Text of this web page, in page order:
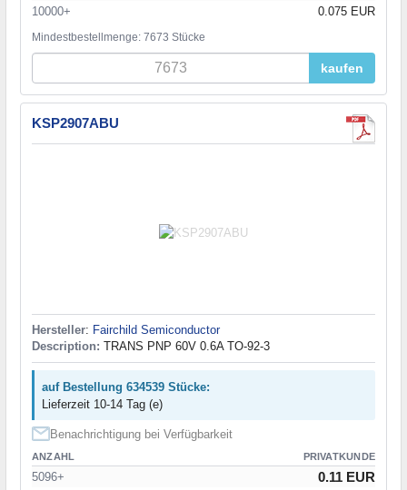
10000+ 0.075 EUR
Mindestbestellmenge: 7673 Stücke
kaufen
KSP2907ABU
Hersteller: Fairchild Semiconductor
Description: TRANS PNP 60V 0.6A TO-92-3
auf Bestellung 634539 Stücke:
Lieferzeit 10-14 Tag (e)
Benachrichtigung bei Verfügbarkeit
ANZAHL PRIVATKUNDE
5096+ 0.11 EUR